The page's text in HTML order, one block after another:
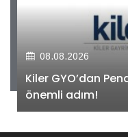
08.08.2026
Kiler GYO’dan
önemli adım!